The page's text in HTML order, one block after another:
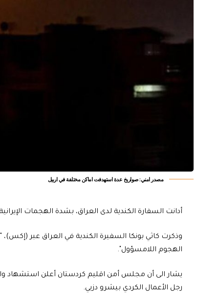
مصدر امني: صواريخ عدة استهدفت اماكن مختلفة في اربيل
أدانت السفارة الكندية لدى العراق، بشدة الهجمات
وذكرت كاثي بونكا السفيرة الكندية في العراق عبر (إكس)،
الهجوم اللامسؤول".
رجل الأعمال الكردي بيشرو دزيي.